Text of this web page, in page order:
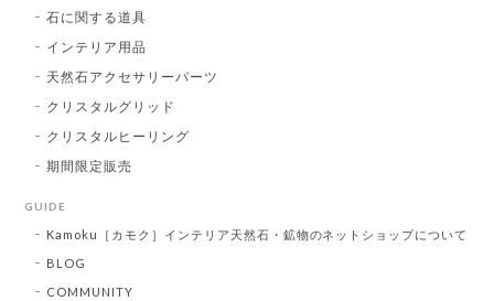
石に関する道具
インテリア用品
天然石アクセサリーパーツ
クリスタルグリッド
クリスタルヒーリング
期間限定販売
GUIDE
Kamoku［カモク］インテリア天然石・鉱物のネットショップについて
BLOG
COMMUNITY